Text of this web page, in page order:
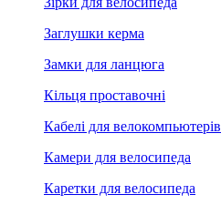
Заглушки керма
Замки для ланцюга
Кільця проставочні
Кабелі для велокомпьютерів
Камери для велосипеда
Каретки для велосипеда